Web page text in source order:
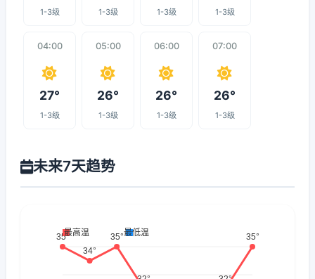
1-3级 1-3级 1-3级 1-3级
04:00
27°
1-3级
05:00
26°
1-3级
06:00
26°
1-3级
07:00
26°
1-3级
未来7天趋势